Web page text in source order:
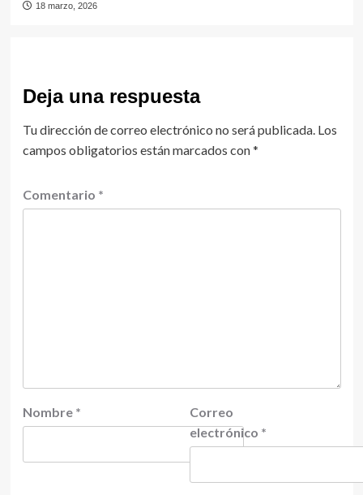
18 marzo, 2026
Deja una respuesta
Tu dirección de correo electrónico no será publicada. Los
campos obligatorios están marcados con*
Comentario *
Nombre *
Correo
electrónico *